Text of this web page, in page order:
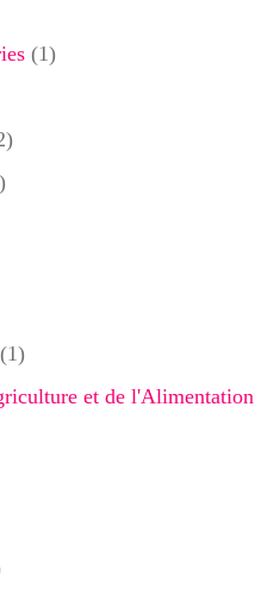
(1)
(1)
et de l'Alimentation